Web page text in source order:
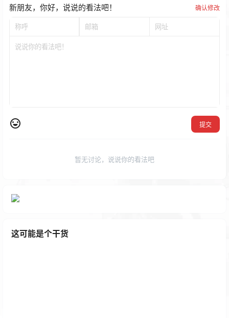
这可能是个干货
2 年前